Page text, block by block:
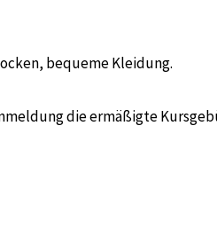
bequeme Kleidung.
die ermäßigte